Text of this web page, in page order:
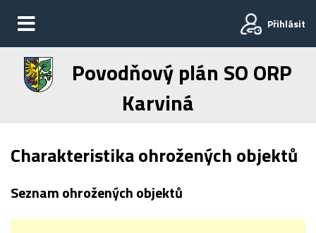
Přihlásit
Povodňový plán SO ORP
Karviná
Charakteristika ohrožených objektů
Seznam ohrožených objektů